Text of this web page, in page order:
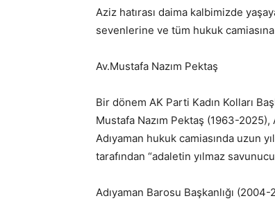
Aziz hatırası daima kalbimizde
sevenlerine ve tüm hukuk
Av.Mustafa Nazım Pektaş
Bir dönem AK Parti Kadın Kolları
Mustafa Nazım Pektaş (1963-2025),
Adıyaman hukuk camiasında uzun
tarafından “adaletin yılmaz
Adıyaman Barosu Başkanlığı (2004-